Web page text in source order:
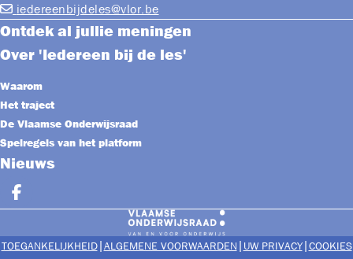
iedereenbijdeles@vlor.be
Ontdek al jullie meningen
Over 'Iedereen bij de les'
Waarom
Het traject
De Vlaamse Onderwijsraad
Spelregels van het platform
Nieuws
Deel op facebook
TOEGANKELIJKHEID|ALGEMENE VOORWAARDEN | UW PRIVACY|COOKIES